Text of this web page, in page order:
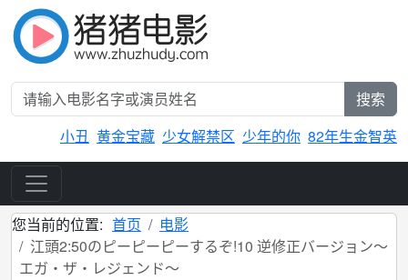
搜索
小丑 黄金宝藏 少女解禁区 少年的你 82年生金智英
您当前的位置: 首页
电影
江頭2:50のピーピーピーするぞ!10 逆修正バージョン～
エガ・ザ・レジェンド～